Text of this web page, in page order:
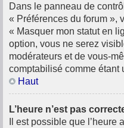
Dans le panneau de
« Préférences du forum »,
« Masquer mon statut en
option, vous ne serez
modérateurs et de vous-
comptabilisé comme étant
Haut
L’heure n’est pas
Il est possible que